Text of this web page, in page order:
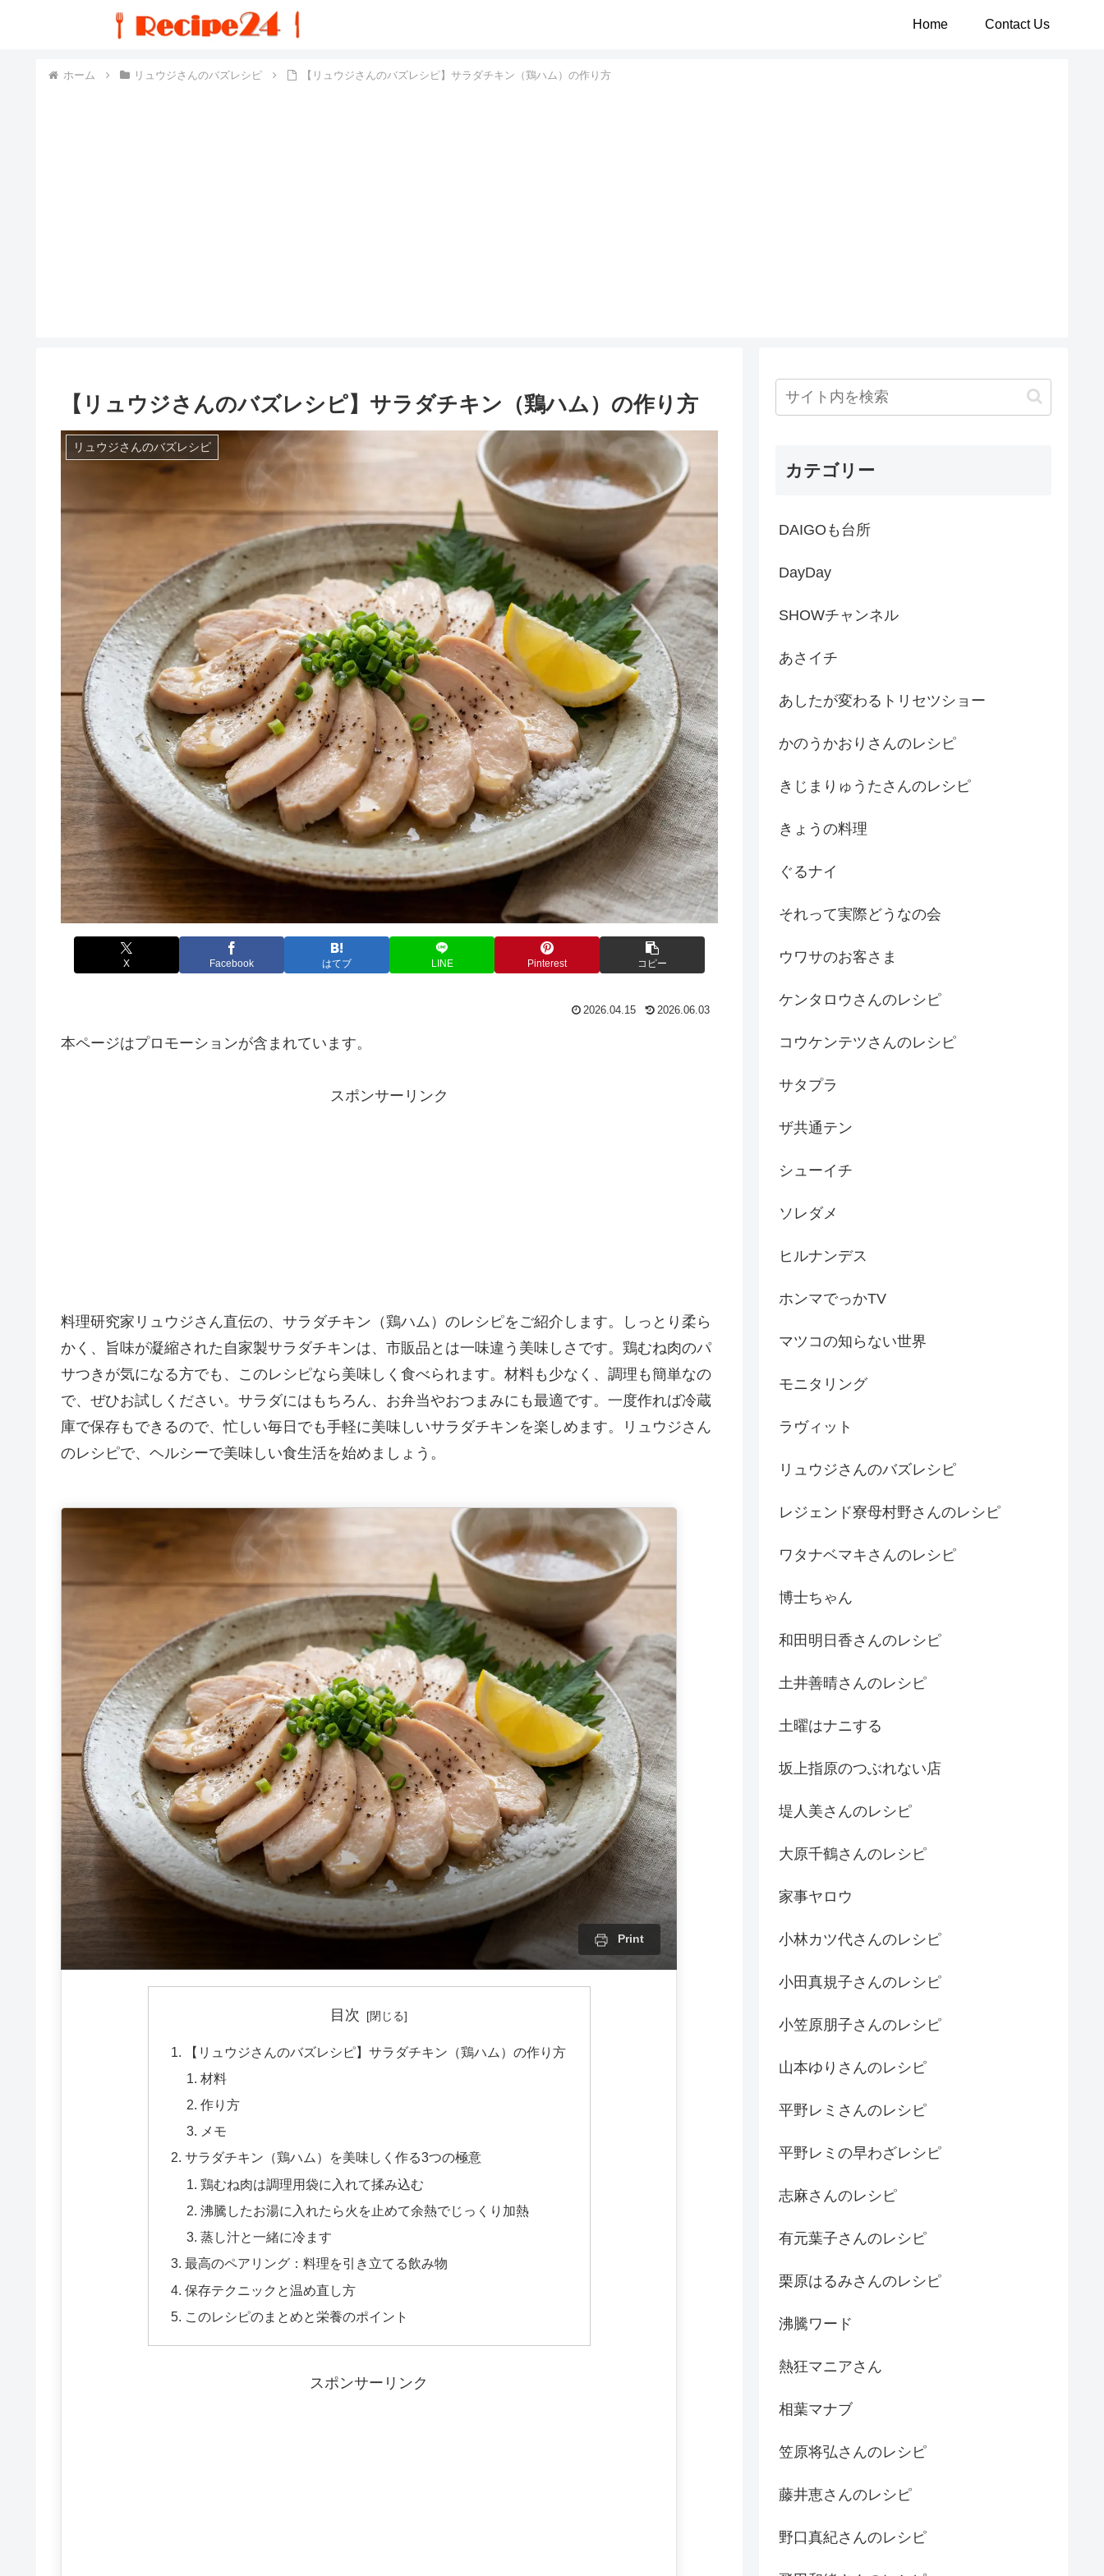
Home Contact Us
ホーム リュウジさんのバズレシピ 【リュウジさんのバズレシピ】サラダチキン（鶏ハム）の作り方
【リュウジさんのバズレシピ】サラダチキン（鶏ハム）の作り方
リュウジさんのバズレシピ
X Facebook はてブ LINE Pinterest コピー
2026.04.15 2026.06.03
本ページはプロモーションが含まれています。
スポンサーリンク
料理研究家リュウジさん直伝の、サラダチキン（鶏ハム）のレシピをご紹介します。しっとり柔ら
かく、旨味が凝縮された自家製サラダチキンは、市販品とは一味違う美味しさです。鶏むね肉のパ
サつきが気になる方でも、このレシピなら美味しく食べられます。材料も少なく、調理も簡単なの
で、ぜひお試しください。サラダにはもちろん、お弁当やおつまみにも最適です。一度作れば冷蔵
庫で保存もできるので、忙しい毎日でも手軽に美味しいサラダチキンを楽しめます。リュウジさん
のレシピで、ヘルシーで美味しい食生活を始めましょう。
Print
目次
【リュウジさんのバズレシピ】サラダチキン（鶏ハム）の作り方
材料
作り方
メモ
サラダチキン（鶏ハム）を美味しく作る3つの極意
鶏むね肉は調理用袋に入れて揉み込む
沸騰したお湯に入れたら火を止めて余熱でじっくり加熱
蒸し汁と一緒に冷ます
最高のペアリング：料理を引き立てる飲み物
保存テクニックと温め直し方
このレシピのまとめと栄養のポイント
スポンサーリンク
カテゴリー
DAIGOも台所
DayDay
SHOWチャンネル
あさイチ
あしたが変わるトリセツショー
かのうかおりさんのレシピ
きじまりゅうたさんのレシピ
きょうの料理
ぐるナイ
それって実際どうなの会
ウワサのお客さま
ケンタロウさんのレシピ
コウケンテツさんのレシピ
サタプラ
ザ共通テン
シューイチ
ソレダメ
ヒルナンデス
ホンマでっかTV
マツコの知らない世界
モニタリング
ラヴィット
リュウジさんのバズレシピ
レジェンド寮母村野さんのレシピ
ワタナベマキさんのレシピ
博士ちゃん
和田明日香さんのレシピ
土井善晴さんのレシピ
土曜はナニする
坂上指原のつぶれない店
堤人美さんのレシピ
大原千鶴さんのレシピ
家事ヤロウ
小林カツ代さんのレシピ
小田真規子さんのレシピ
小笠原朋子さんのレシピ
山本ゆりさんのレシピ
平野レミさんのレシピ
平野レミの早わざレシピ
志麻さんのレシピ
有元葉子さんのレシピ
栗原はるみさんのレシピ
沸騰ワード
熱狂マニアさん
相葉マナブ
笠原将弘さんのレシピ
藤井恵さんのレシピ
野口真紀さんのレシピ